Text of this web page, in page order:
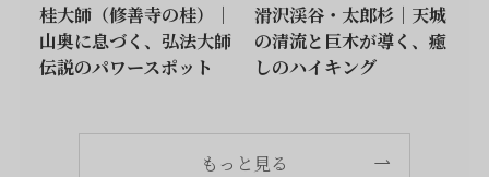
桂大師（修善寺の桂）｜
山奥に息づく、弘法大師
伝説のパワースポット
滑沢渓谷・太郎杉｜天城
の清流と巨木が導く、癒
しのハイキング
もっと見る